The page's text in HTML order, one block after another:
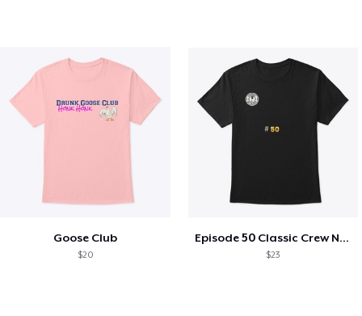
Goose Club
$20
Episode 50 Classic Crew Neck T-Shirt
$23